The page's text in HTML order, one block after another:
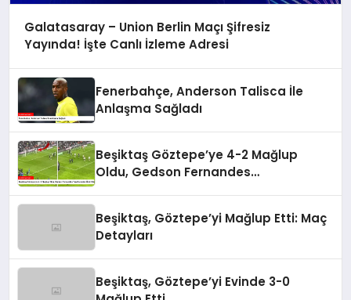
Galatasaray – Union Berlin Maçı Şifresiz
Yayında! İşte Canlı İzleme Adresi
Fenerbahçe, Anderson Talisca İle
Anlaşma Sağladı
Beşiktaş Göztepe’ye 4-2 Mağlup
Oldu, Gedson Fernandes
Beşiktaş, Göztepe’yi Mağlup Etti: Maç
Detayları
Beşiktaş, Göztepe’yi Evinde 3-0